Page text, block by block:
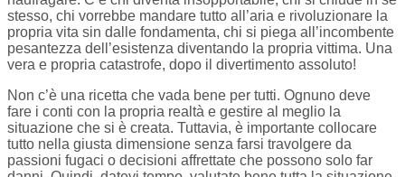
stesso, chi vorrebbe mandare tutto all’aria e rivoluzionare la
propria vita sin dalle fondamenta, chi si piega all’incombente
pesantezza dell’esistenza diventando la propria vittima. Una
vera e propria catastrofe, dopo il divertimento assoluto!
Non c’è una ricetta che vada bene per tutti. Ognuno deve
fare i conti con la propria realtà e gestire al meglio la
situazione che si è creata. Tuttavia, è importante collocare
tutto nella giusta dimensione senza farsi travolgere da
passioni fugaci o decisioni affrettate che possono solo far